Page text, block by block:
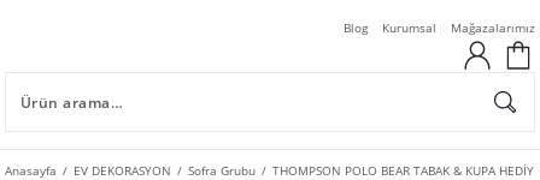
Blog Kurumsal Mağazalarımız
Anasayfa EV DEKORASYON Sofra Grubu THOMPSON POLO BEAR TABAK & KUPA